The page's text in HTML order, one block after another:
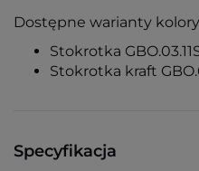
Dostępne warianty
Stokrotka
Stokrotka kraft
Specyfikacja